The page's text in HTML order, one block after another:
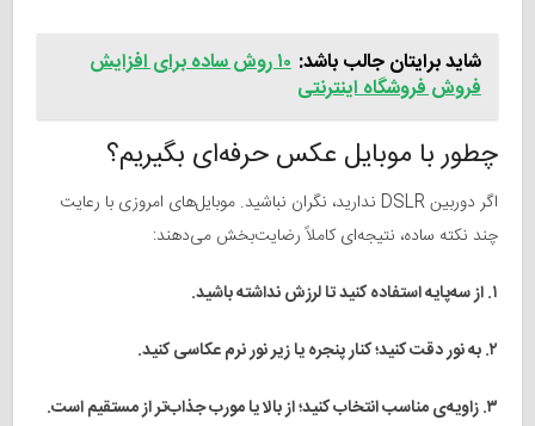
شاید برایتان جالب باشد:
۱۰ روش ساده برای افزایش
فروش فروشگاه اینترنتی
چطور با موبایل عکس حرفه‌ای بگیریم؟
اگر دوربین DSLR ندارید، نگران نباشید. موبایل‌های امروزی با رعایت
چند نکته ساده، نتیجه‌ای کاملاً رضایت‌بخش می‌دهند:
۱. از سه‌پایه استفاده کنید تا لرزش نداشته باشید.
۲. به نور دقت کنید؛ کنار پنجره یا زیر نور نرم عکاسی کنید.
۳. زاویه‌ی مناسب انتخاب کنید؛ از بالا یا مورب جذاب‌تر از مستقیم است.